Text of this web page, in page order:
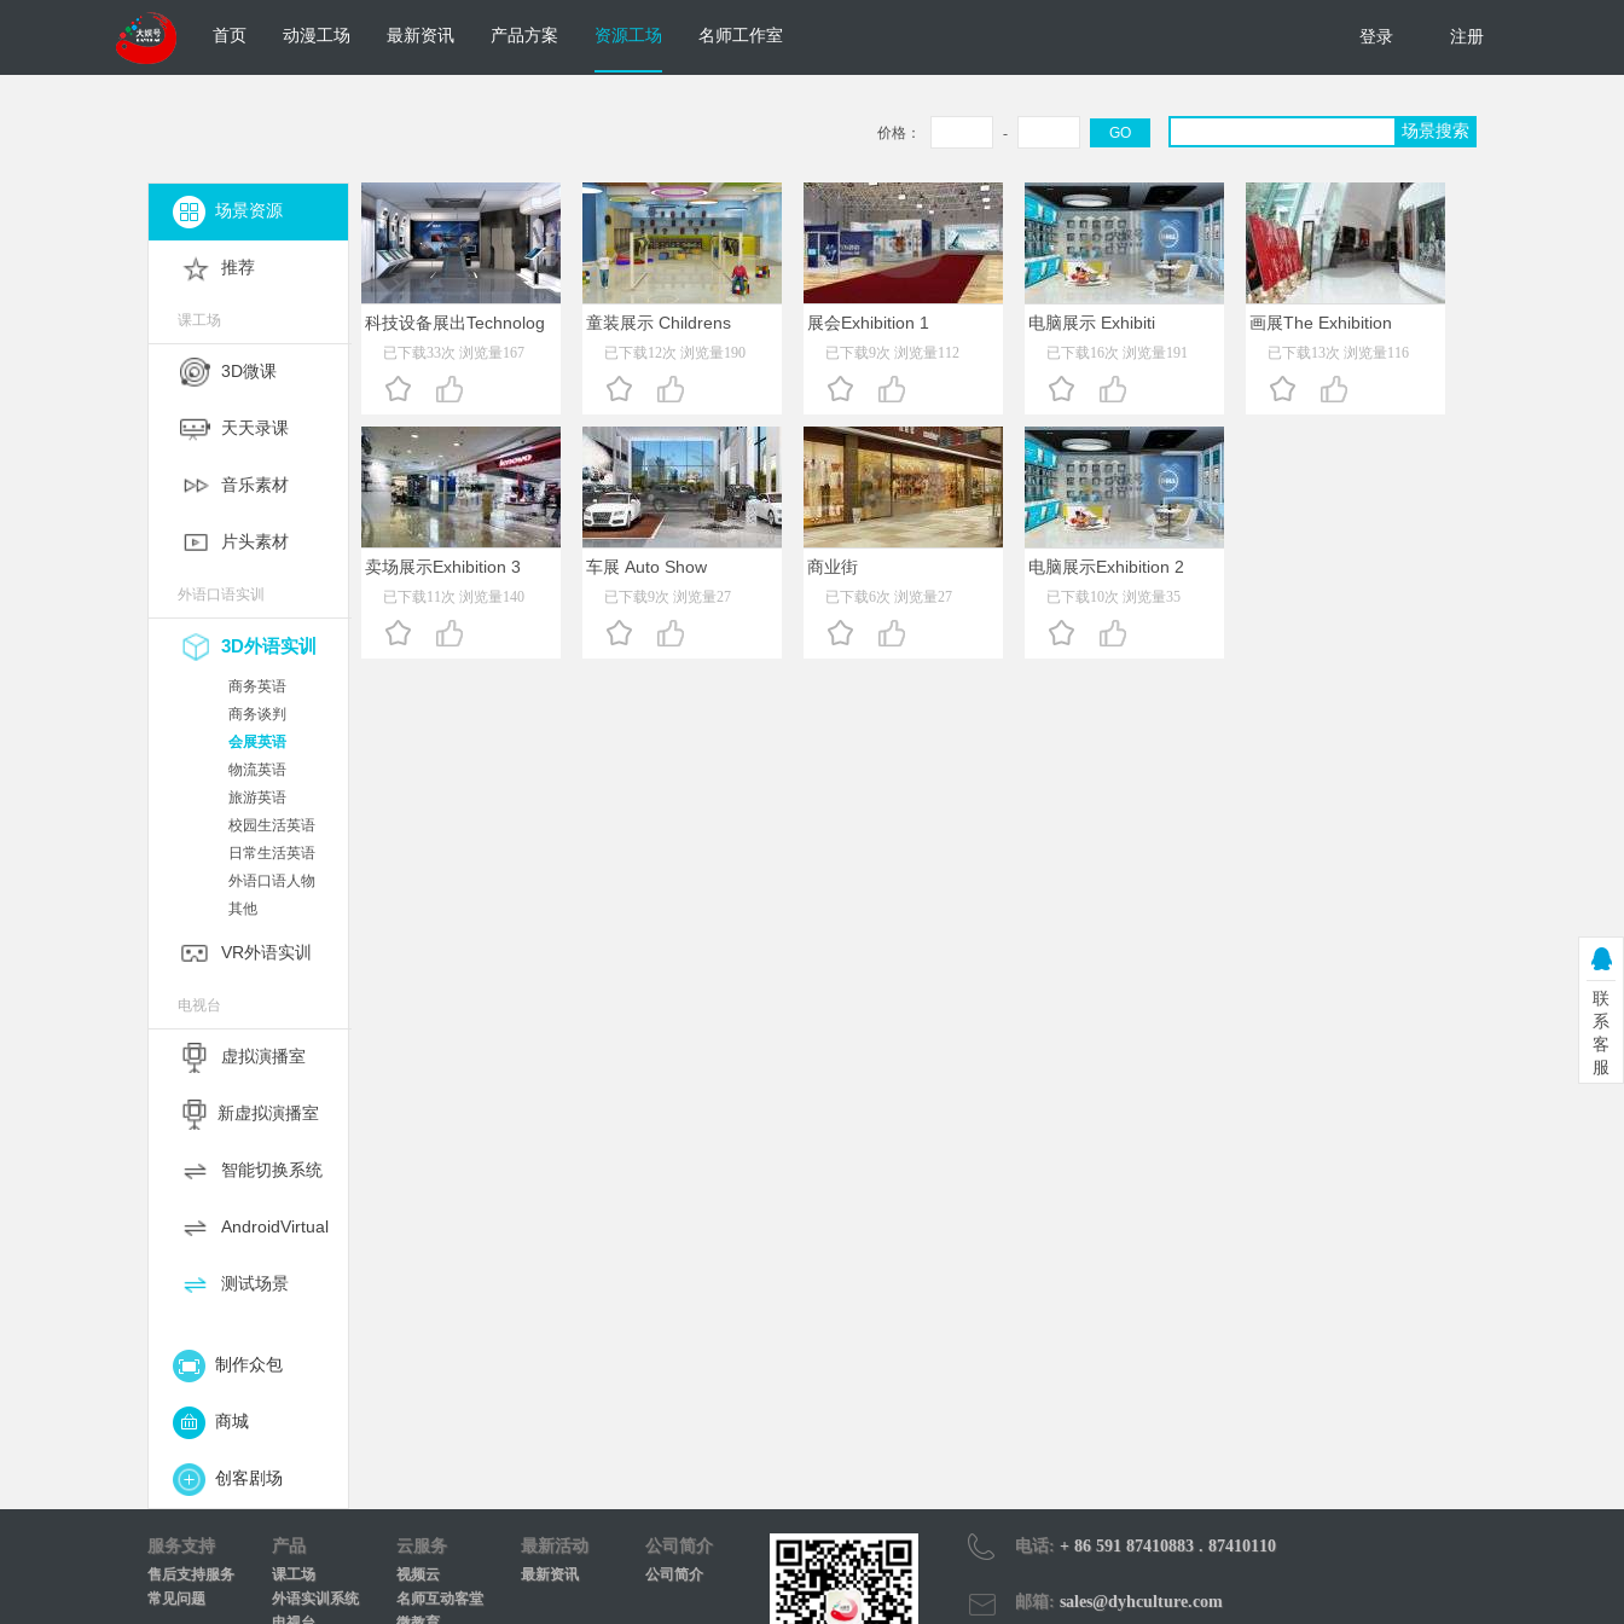
首页 动漫工场 最新资讯 产品方案 资源工场 名师工作室 登录 注册
联
系
客
服
价格： -
场景资源
推荐
课工场
3D微课
天天录课
音乐素材
片头素材
外语口语实训
3D外语实训
商务英语
商务谈判
会展英语
物流英语
旅游英语
校园生活英语
日常生活英语
外语口语人物
其他
VR外语实训
电视台
虚拟演播室
新虚拟演播室
智能切换系统
AndroidVirtual
测试场景
制作众包
商城
创客剧场
科技设备展出Technolog
已下载33次 浏览量167
童装展示 Childrens
已下载12次 浏览量190
展会Exhibition 1
已下载9次 浏览量112
电脑展示 Exhibiti
已下载16次 浏览量191
画展The Exhibition
已下载13次 浏览量116
卖场展示Exhibition 3
已下载11次 浏览量140
车展 Auto Show
已下载9次 浏览量27
商业街
已下载6次 浏览量27
电脑展示Exhibition 2
已下载10次 浏览量35
服务支持
售后支持服务
常见问题
产品
课工场
外语实训系统
云服务
视频云
名师互动客堂
最新活动
最新资讯
公司简介
公司简介
电话: + 86 591 87410883 . 87410110
邮箱: sales@dyhculture.com